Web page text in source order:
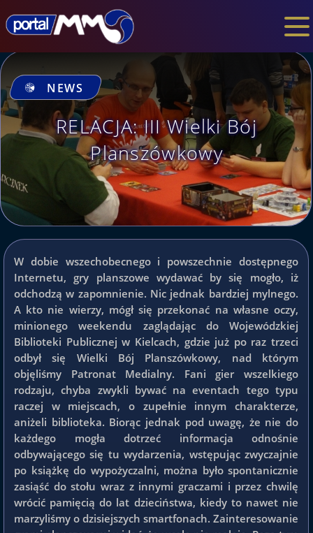
NEWS
RELACJA: III Wielki Bój
Planszówkowy
W dobie wszechobecnego i powszechnie dostępnego
Internetu, gry planszowe wydawać by się mogło, iż
odchodzą w zapomnienie. Nic jednak bardziej mylnego.
A kto nie wierzy, mógł się przekonać na własne oczy,
minionego weekendu zaglądając do Wojewódzkiej
Biblioteki Publicznej w Kielcach, gdzie już po raz trzeci
odbył się Wielki Bój Planszówkowy, nad którym
objęliśmy Patronat Medialny. Fani gier wszelkiego
rodzaju, chyba zwykli bywać na eventach tego typu
raczej w miejscach, o zupełnie innym charakterze,
aniżeli biblioteka. Biorąc jednak pod uwagę, że nie do
każdego mogła dotrzeć informacja odnośnie
odbywającego się tu wydarzenia, wstępując zwyczajnie
po książkę do wypożyczalni, można było spontanicznie
zasiąść do stołu wraz z innymi graczami i przez chwilę
wrócić pamięcią do lat dzieciństwa, kiedy to nawet nie
marzyliśmy o dzisiejszych smartfonach. Zainteresowanie